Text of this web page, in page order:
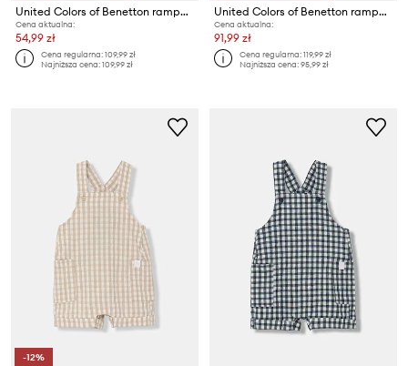
United Colors of Benetton rampers bawełniany niemowlęcy
Cena aktualna:
54,99 zł
Cena regularna:109,99 zł
Najniższa cena:109,99 zł
United Colors of Benetton rampers niemowlęcy bawełniany
Cena aktualna:
91,99 zł
Cena regularna:119,99 zł
Najniższa cena:95,99 zł
-12%